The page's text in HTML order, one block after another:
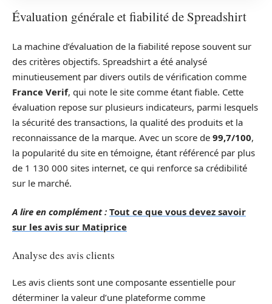
Évaluation générale et fiabilité de Spreadshirt
La machine d’évaluation de la fiabilité repose souvent sur
des critères objectifs. Spreadshirt a été analysé
minutieusement par divers outils de vérification comme
France Verif, qui note le site comme étant fiable. Cette
évaluation repose sur plusieurs indicateurs, parmi lesquels
la sécurité des transactions, la qualité des produits et la
reconnaissance de la marque. Avec un score de 99,7/100,
la popularité du site en témoigne, étant référencé par plus
de 1 130 000 sites internet, ce qui renforce sa crédibilité
sur le marché.
A lire en complément : Tout ce que vous devez savoir
sur les avis sur Matiprice
Analyse des avis clients
Les avis clients sont une composante essentielle pour
déterminer la valeur d’une plateforme comme